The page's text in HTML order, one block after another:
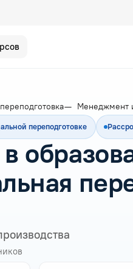
Менеджмент
переподготовке